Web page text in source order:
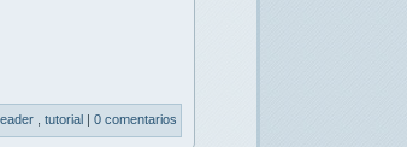
tutorial | 0 comentarios